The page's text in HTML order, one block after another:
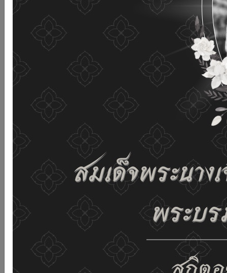
เว็บไซต์นี้ใช้คุกกี้ (Cookies)
กรมกิจการผู้สูงอายุ
ให้ความสำคัญต่อข้อมูลส่วนบุคคลของ
ท่าน เพื่อการพัฒนาและปรับปรุงเว็บไซต์ หากท่านใช้บริการ
เว็บไซต์นี้โดยไม่มีการปรับตั้งค่าใดๆ แสดงว่าท่านยินยอมที่จะ
รับคุกกี้บนเว็บไซต์ และนโยบายสิทธิส่วนบุคคลของเรา
ดูรายละเอียด ยอมรับทั้งหมด
02-659-6811 saraban@dop.mail.go.th
เปลี่ยนการแสดงผล
ก-ก